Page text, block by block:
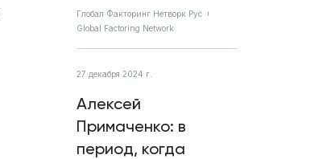
Глобал Факторинг Нетворк Рус
Global Factoring Network
27 декабря 2024 г.
Алексей
Примаченко: в
период, когда